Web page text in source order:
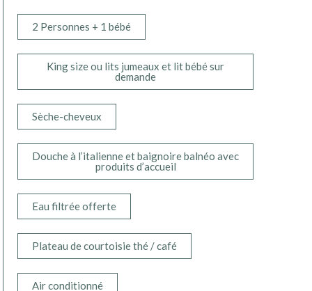
2 Personnes + 1 bébé
King size ou lits jumeaux et lit bébé sur
demande
Sèche-cheveux
Douche à l’italienne et baignoire balnéo avec
produits d’accueil
Eau filtrée offerte
Plateau de courtoisie thé / café
Air conditionné